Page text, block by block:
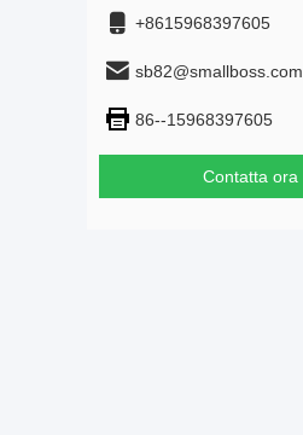
+8615968397605
sb82@smallboss.com
86--15968397605
Contatta ora